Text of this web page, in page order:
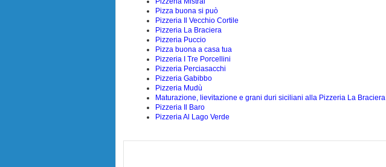
Pizza buona si può
Pizzeria Il Vecchio Cortile
Pizzeria La Braciera
Pizzeria Puccio
Pizza buona a casa tua
Pizzeria I Tre Porcellini
Pizzeria Perciasacchi
Pizzeria Gabibbo
Pizzeria Mudù
Maturazione, lievitazione e grani duri siciliani alla Pizzeria La Braciera
Pizzeria Il Baro
Pizzeria Al Lago Verde